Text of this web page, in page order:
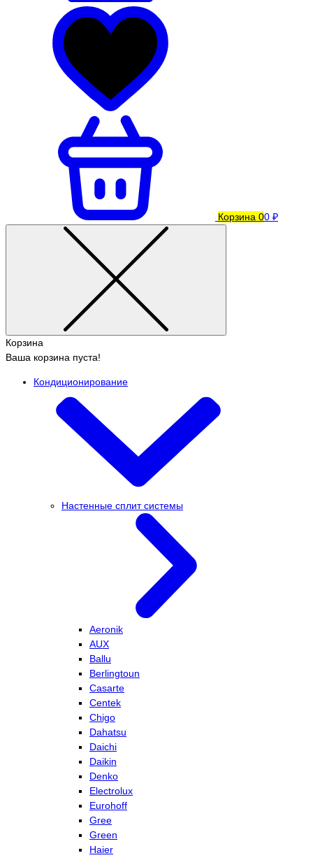
Корзина 00 ₽
Корзина
Ваша корзина пуста!
Кондиционирование
Настенные сплит системы
Aeronik
AUX
Ballu
Berlingtoun
Casarte
Centek
Chigo
Dahatsu
Daichi
Daikin
Denko
Electrolux
Eurohoff
Gree
Green
Haier